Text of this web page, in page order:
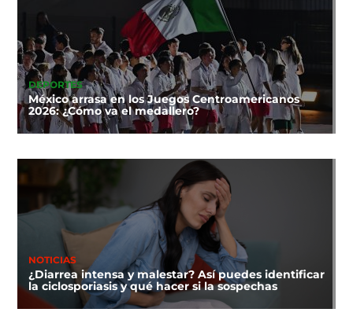
DEPORTES
México arrasa en los Juegos Centroamericanos
2026: ¿Cómo va el medallero?
NOTICIAS
¿Diarrea intensa y malestar? Así puedes identificar
la ciclosporiasis y qué hacer si la sospechas